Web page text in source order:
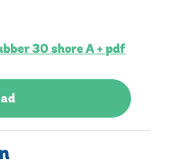
30 shore A + pdf